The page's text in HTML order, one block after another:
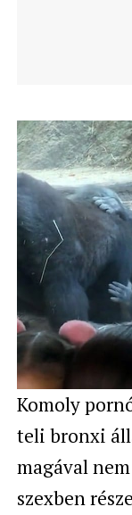
Komoly
teli bronxi
magával
szexben